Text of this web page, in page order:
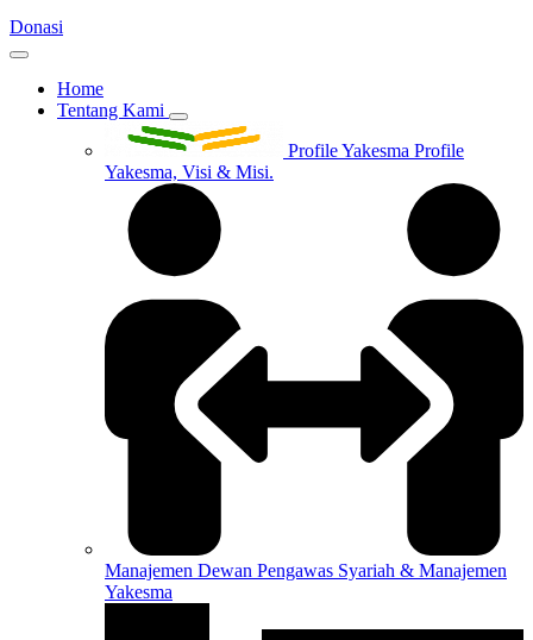
Donasi
Home
Tentang Kami
Profile Yakesma Profile
Yakesma, Visi & Misi.
Manajemen Dewan Pengawas Syariah & Manajemen
Yakesma